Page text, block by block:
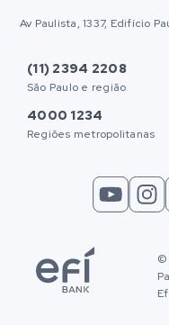
Av Paulista, 1337, Edifício
(11) 2394 2208
São Paulo e região
4000 1234
Regiões metropolitanas
©